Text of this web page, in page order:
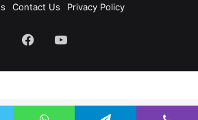
Contact Us Privacy Policy
FacebookYouTube